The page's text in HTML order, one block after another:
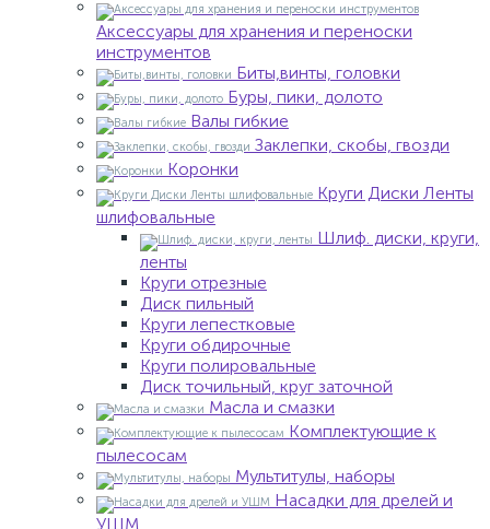
Аксессуары для хранения и переноски
инструментов
Биты,винты, головки
Буры, пики, долото
Валы гибкие
Заклепки, скобы, гвозди
Коронки
Круги Диски Ленты
шлифовальные
Шлиф. диски, круги,
ленты
Круги отрезные
Диск пильный
Круги лепестковые
Круги обдирочные
Круги полировальные
Диск точильный, круг заточной
Масла и смазки
Комплектующие к
пылесосам
Мультитулы, наборы
Насадки для дрелей и
УШМ